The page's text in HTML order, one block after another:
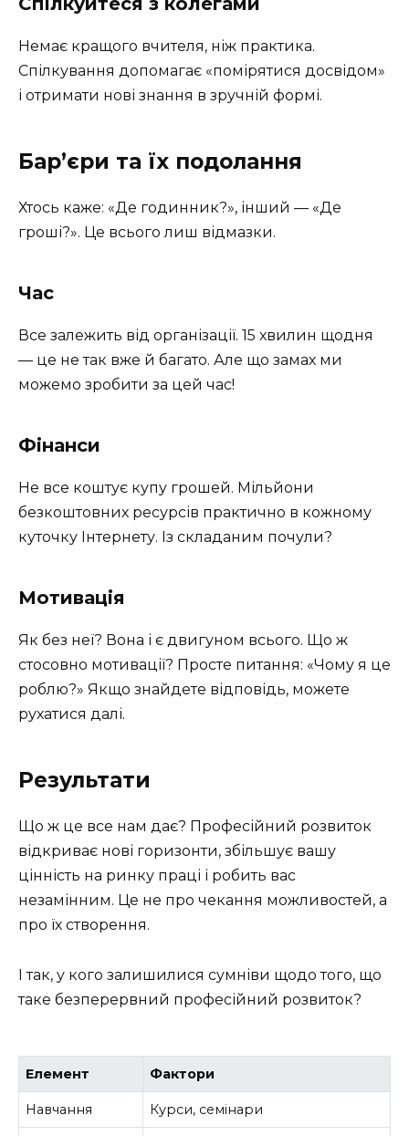
Немає кращого вчителя, ніж практика.
Спілкування допомагає «помірятися досвідом»
і отримати нові знання в зручній формі.
Бар’єри та їх подолання
Хтось каже: «Де годинник?», інший — «Де
гроші?». Це всього лиш відмазки.
Час
Все залежить від організації. 15 хвилин щодня
— це не так вже й багато. Але що замах ми
можемо зробити за цей час!
Фінанси
Не все коштує купу грошей. Мільйони
безкоштовних ресурсів практично в кожному
куточку Інтернету. Із складаним почули?
Мотивація
Як без неї? Вона і є двигуном всього. Що ж
стосовно мотивації? Просте питання: «Чому я це
роблю?» Якщо знайдете відповідь, можете
рухатися далі.
Результати
Що ж це все нам дає? Професійний розвиток
відкриває нові горизонти, збільшує вашу
цінність на ринку праці і робить вас
незамінним. Це не про чекання можливостей, а
про їх створення.
І так, у кого залишилися сумніви щодо того, що
таке безперервний професійний розвиток?
Елемент Фактори
Навчання Курси, семінари